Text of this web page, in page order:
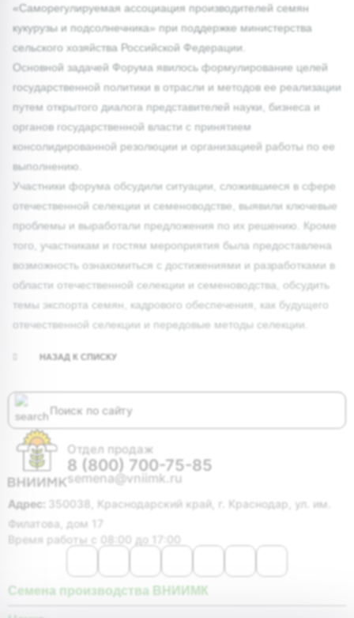
«Саморегулируемая ассоциация производителей семян
кукурузы и подсолнечника» при поддержке министерства
сельского хозяйства Российской Федерации.
Основной задачей Форума явилось формулирование целей
государственной политики в отрасли и методов ее реализации
путем открытого диалога представителей науки, бизнеса и
органов государственной власти с принятием
консолидированной резолюции и организацией работы по ее
выполнению.
Участники форума обсудили ситуации, сложившиеся в сфере
отечественной селекции и семеноводстве, выявили ключевые
проблемы и выработали предложения по их решению. Кроме
того, участникам и гостям мероприятия была предоставлена
возможность ознакомиться с достижениями и разработками в
области отечественной селекции и семеноводства, обсудить
темы экспорта семян, кадрового обеспечения, как будущего
отечественной селекции и передовые методы селекции.
НАЗАД К СПИСКУ
Отдел продаж
8 (800) 700-75-85
semena@vniimk.ru
Адрес:
350038, Краснодарский край, г. Краснодар, ул. им.
Филатова, дом 17
Время работы с 08:00 до 17:00
Семена производства ВНИИМК